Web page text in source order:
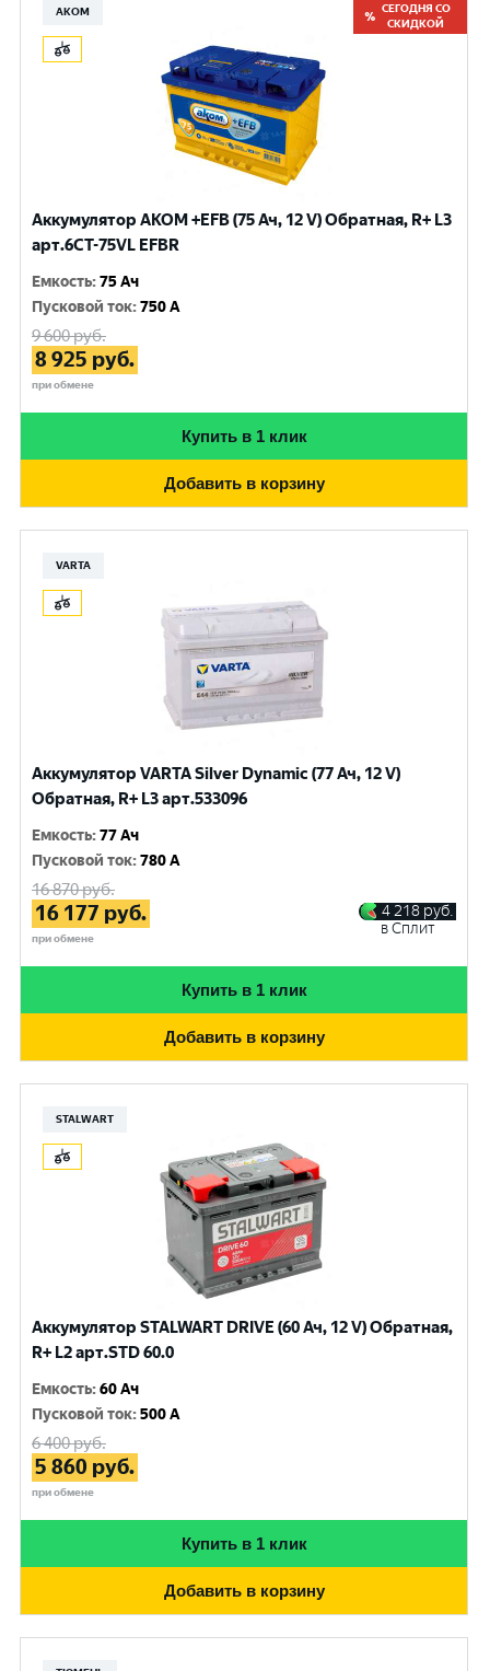
АКОМ
СЕГОДНЯ СО
СКИДКОЙ
Аккумулятор AKOM +EFB (75 Ач, 12 V) Обратная, R+ L3
арт.6СТ-75VL EFBR
Емкость:75 Ач
Пусковой ток:750 A
9 600руб.
8 925 руб.
при обмене
Купить в 1 клик
Добавить в корзину
VARTA
Аккумулятор VARTA Silver Dynamic (77 Ач, 12 V)
Обратная, R+ L3 арт.533096
Емкость:77 Ач
Пусковой ток:780 A
16 870руб.
16 177 руб.
при обмене
4 218 руб.
в Сплит
Купить в 1 клик
Добавить в корзину
STALWART
Аккумулятор STALWART DRIVE (60 Ач, 12 V) Обратная,
R+ L2 арт.STD 60.0
Емкость:60 Ач
Пусковой ток:500 A
6 400руб.
5 860 руб.
при обмене
Купить в 1 клик
Добавить в корзину